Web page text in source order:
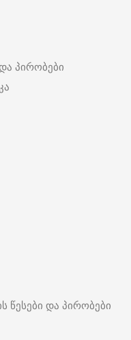
პირობები
წესები და პირობები